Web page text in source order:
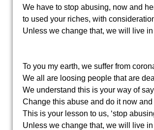
We have to stop abusing, now and
to used your riches, with
Unless we change that, we will live in
To you my earth, we suffer from
We all are loosing people that are
We understand this is your way of
Change this abuse and do it now and
This is your lesson to us, ‘stop
Unless we change that, we will live in